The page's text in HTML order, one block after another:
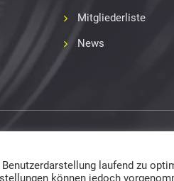
Mitgliederliste
News
© All Rights Reserved
laufend zu
können jedoch